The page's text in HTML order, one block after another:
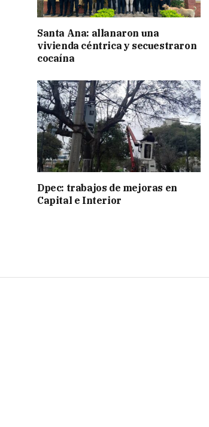
Santa Ana: allanaron una
vivienda céntrica y secuestraron
cocaína
Dpec: trabajos de mejoras en
Capital e Interior